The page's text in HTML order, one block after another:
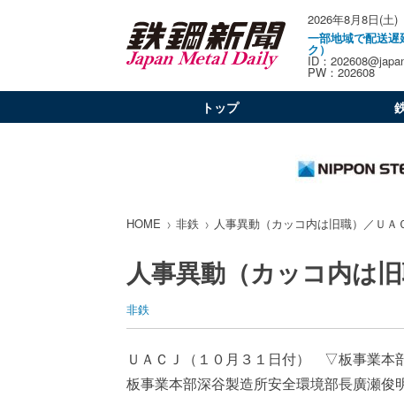
2026年8月8日(土)
一部地域で配送
ク）
ID：
PW：202608
トップ
HOME 非鉄 人事異動（カッコ内は旧職）／ＵＡ
人事異動（カッコ内は
非鉄
ＵＡＣＪ（１０月３１日付） ▽板事業本
板事業本部深谷製造所安全環境部長廣瀬